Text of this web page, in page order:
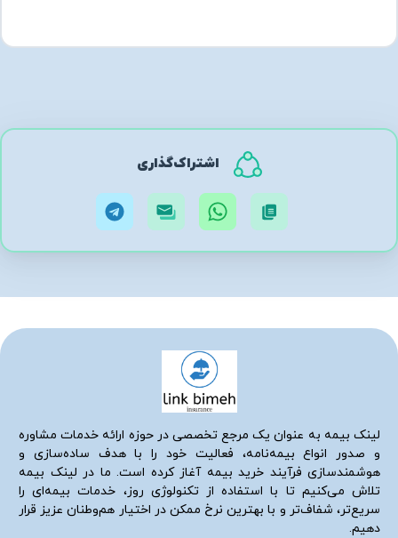
اشتراک‌گذاری
لینک بیمه به عنوان یک مرجع تخصصی در حوزه ارائه خدمات مشاوره
و صدور انواع بیمه‌نامه، فعالیت خود را با هدف ساده‌سازی و
هوشمندسازی فرآیند خرید بیمه آغاز کرده است. ما در لینک بیمه
تلاش می‌کنیم تا با استفاده از تکنولوژی روز، خدمات بیمه‌ای را
سریع‌تر، شفاف‌تر و با بهترین نرخ ممکن در اختیار هم‌وطنان عزیز قرار
دهیم.